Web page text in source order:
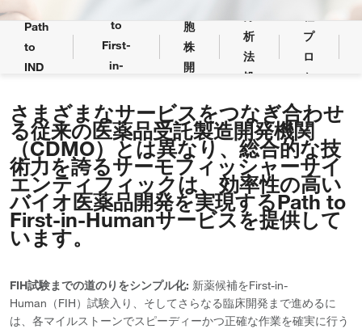
Path
to
IND
to
First-
in-
胞
株
開
析
法
処
開
発
サ
ー
ビ
ス
プ
ロ
セ
開
発
さまざまなサービスをつなぎ合わせ
る従来の医薬品受託製造開発機関
（CDMO）とは異なり、総合的な技
術力を誇るサーモフィッシャーサイ
エンティフィックは、効率性の高い
バイオ医薬品開発を実現するPath to
First-in-Humanサービスを提供して
います。
FIH試験までの道のりをシンプル化: 新薬候補をFirst-in-
Human（FIH）試験入り、そしてさらなる臨床開発まで進めるに
は、各マイルストーンでスピーディーかつ正確な作業を確実に行う